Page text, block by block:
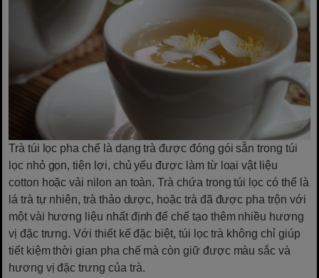
Trà túi lọc pha chế là dạng trà được đóng gói sẵn trong túi
lọc nhỏ gọn, tiện lợi, chủ yếu được làm từ loại vật liệu
cotton hoặc vải nilon an toàn. Trà chứa trong túi lọc có thể là
lá trà tự nhiên, trà thảo dược, hoặc trà đã được pha trộn với
một vài hương liệu nhất định để chế tạo thêm nhiều hương
vị đặc trưng. Với thiết kế đặc biệt, túi lọc trà không chỉ giúp
tiết kiệm thời gian pha chế mà còn giữ được màu sắc và
hương vị đặc trưng của trà.